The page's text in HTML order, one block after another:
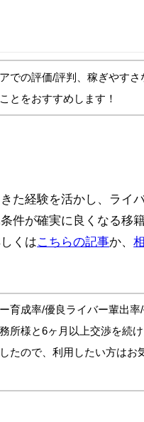
での評価/評判、稼ぎやすさ
とをおすすめします！
た経験を活かし、ライ
件が確実に良くなる移
くは こちらの記事か、
育成率/優良ライバー輩出
所様と6ヶ月以上交渉を続
たので、利用したい方はお